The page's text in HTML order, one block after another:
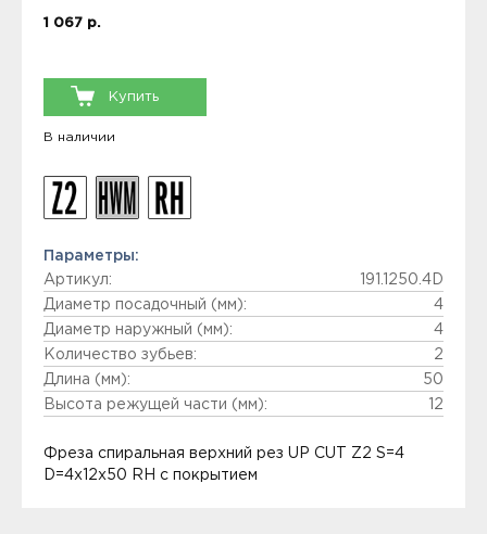
1 067 р.
Купить
В наличии
Параметры:
Артикул:
191.1250.4D
Диаметр посадочный (мм):
4
Диаметр наружный (мм):
4
Количество зубьев:
2
Длина (мм):
50
Высота режущей части (мм):
12
Фреза спиральная верхний рез UP CUT Z2 S=4
D=4x12x50 RH с покрытием